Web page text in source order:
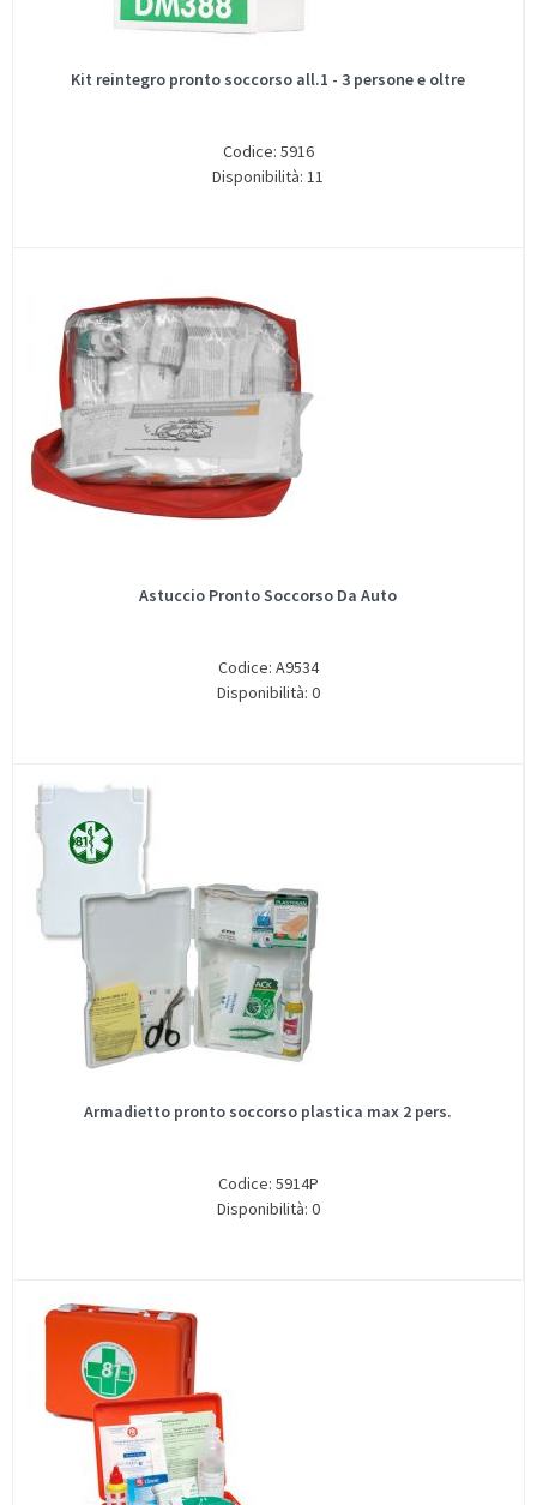
Kit reintegro pronto soccorso all.1 - 3 persone e oltre
Codice: 5916
Disponibilità: 11
Astuccio Pronto Soccorso Da Auto
Codice: A9534
Disponibilità: 0
Armadietto pronto soccorso plastica max 2 pers.
Codice: 5914P
Disponibilità: 0